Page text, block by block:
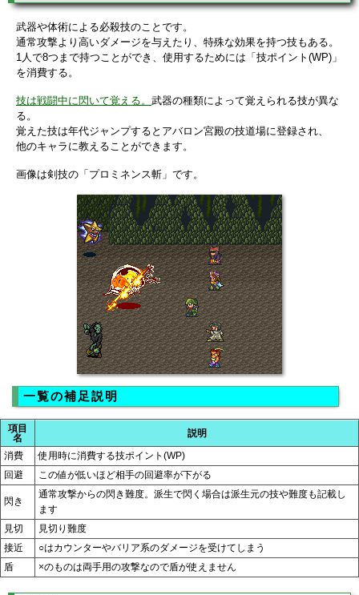
武器や体術による必殺技のことです。
通常攻撃より高いダメージを与えたり、特殊な効果を持つ技もある。
1人で8つまで持つことができ、使用するためには「技ポイント(WP)」
を消費する。
技は戦闘中に閃いて覚える。 武器の種類によって覚えられる技が異な
る。
覚えた技は年代ジャンプするとアバロン宮殿の技道場に登録され、
他のキャラに教えることができます。
画像は剣技の「プロミネンス斬」です。
一覧の補足説明
項目
名
説明
消費
使用時に消費する技ポイント(WP)
回避
この値が低いほど相手の回避率が下がる
閃き
通常攻撃からの閃き難度。派生で閃く場合は派生元の技や難度も記載し
ます
見切
見切り難度
接近
○はカウンターやバリア系のダメージを受けてしまう
盾
×のものは両手用の攻撃なので盾が使えません